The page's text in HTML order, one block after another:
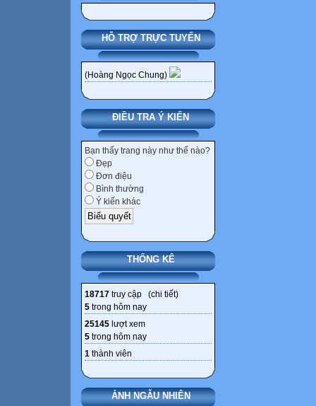
HỖ TRỢ TRỰC TUYẾN
(Hoàng Ngọc Chung)
ĐIỀU TRA Ý KIẾN
Bạn thấy trang này như thế nào?
Đẹp
Đơn điệu
Bình thường
Ý kiến khác
THỐNG KÊ
18717 truy cập (chi tiết)
5 trong hôm nay
25145 lượt xem
5 trong hôm nay
1 thành viên
ẢNH NGẪU NHIÊN